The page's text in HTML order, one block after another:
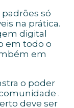
só
​​na prática.
digital
em todo o
em
o poder
.
deve ser